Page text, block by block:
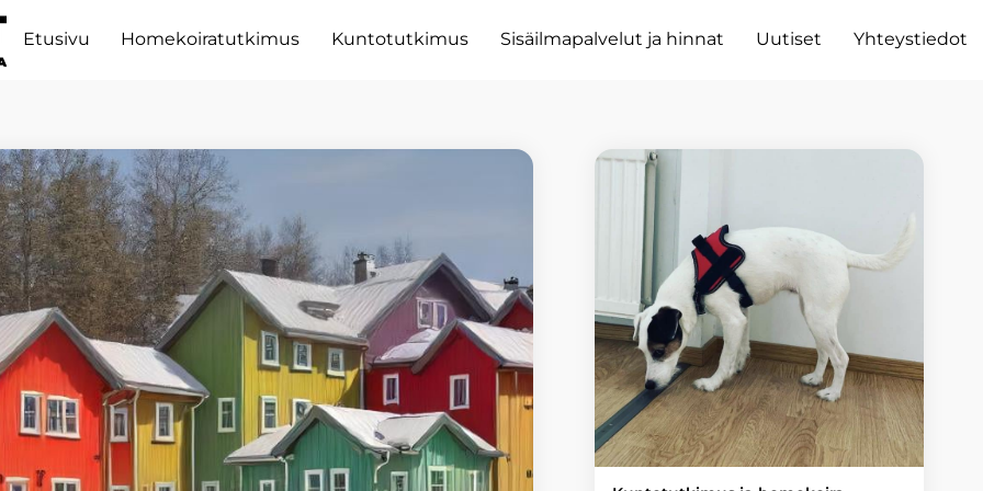
Etusivu Homekoiratutkimus Kuntotutkimus Sisäilmapalvelut ja hinnat Uutiset Yhteystiedot